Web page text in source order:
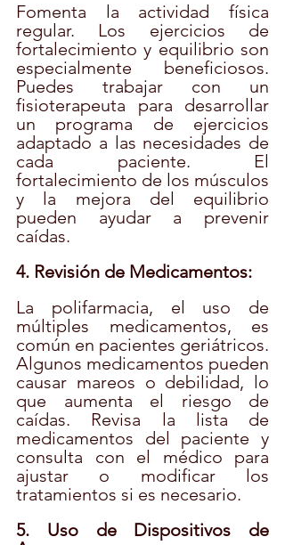
Fomenta la actividad física
regular. Los ejercicios de
fortalecimiento y equilibrio son
especialmente beneficiosos.
Puedes trabajar con un
fisioterapeuta para desarrollar
un programa de ejercicios
adaptado a las necesidades de
cada paciente. El
fortalecimiento de los músculos
y la mejora del equilibrio
pueden ayudar a prevenir
caídas.
4. Revisión de Medicamentos:
La polifarmacia, el uso de
múltiples medicamentos, es
común en pacientes geriátricos.
Algunos medicamentos pueden
causar mareos o debilidad, lo
que aumenta el riesgo de
caídas. Revisa la lista de
medicamentos del paciente y
consulta con el médico para
ajustar o modificar los
tratamientos si es necesario.
5. Uso de Dispositivos de